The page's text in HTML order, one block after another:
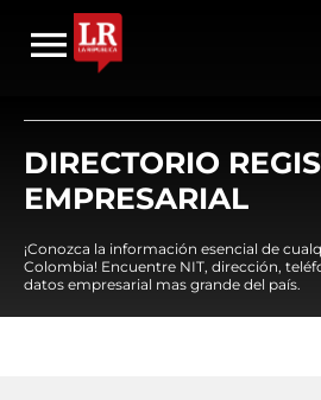
DIRECTORIO
EMPRESARIAL
¡Conozca la información esencial de
Colombia! Encuentre NIT, dirección,
datos empresarial mas grande del país.